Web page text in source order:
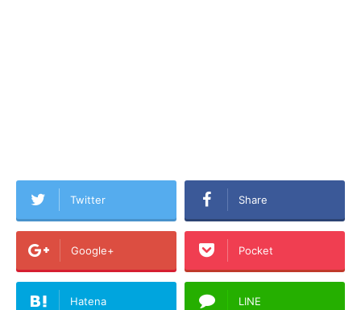
Twitter Share
Google+ Pocket
Hatena LINE